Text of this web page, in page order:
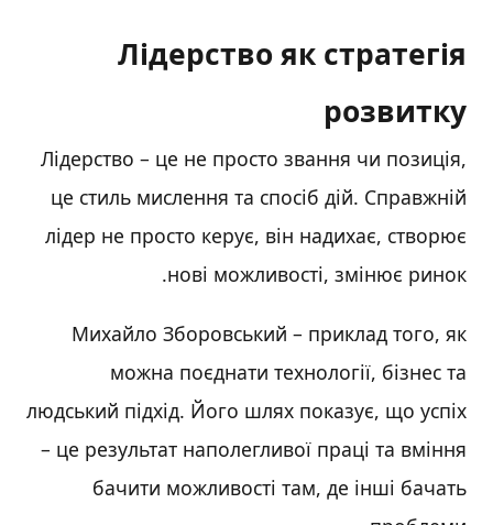
Лідерство як стратегія
розвитку
Лідерство – це не просто звання чи позиція,
це стиль мислення та спосіб дій. Справжній
лідер не просто керує, він надихає, створює
нові можливості, змінює ринок.
Михайло Зборовський – приклад того, як
можна поєднати технології, бізнес та
людський підхід. Його шлях показує, що успіх
– це результат наполегливої праці та вміння
бачити можливості там, де інші бачать